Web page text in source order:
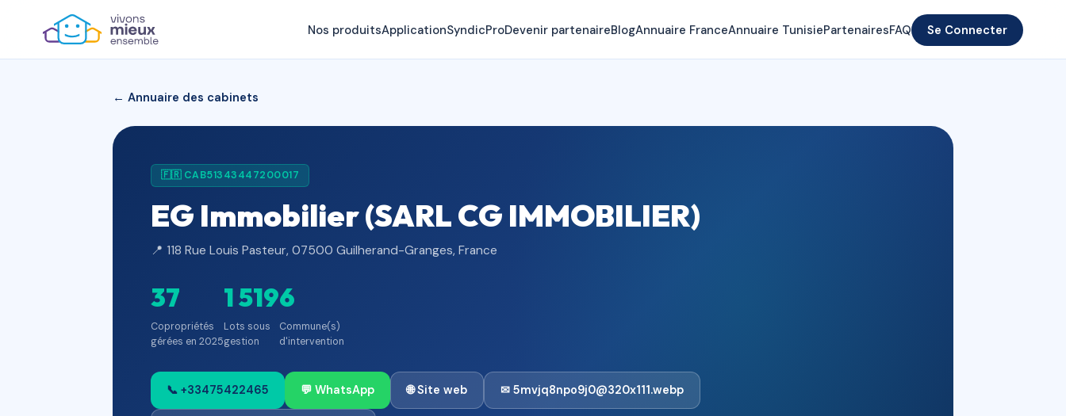
Nos produitsApplicationSyndicProDevenir partenaireBlogAnnuaire FranceAnnuaire TunisiePartenairesFAQ Se Connecter
← Annuaire des cabinets
🇫🇷 CAB51343447200017
EG Immobilier (SARL CG IMMOBILIER)
📍 118 Rue Louis Pasteur, 07500 Guilherand-Granges, France
37
Copropriétés
gérées en 2025
1 519
Lots sous
gestion
6
Commune(s)
d'intervention
📞 +33475422465 💬 WhatsApp 🌐 Site web ✉ 5mvjq8npo9j0@320x111.webp